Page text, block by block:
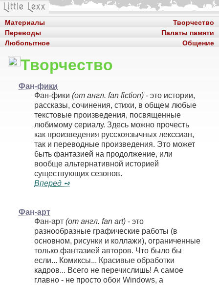
Материалы
Творчество
Переводы
Палаты памяти
Любопытное
Общение
Творчество
Фан-фики
Фан-фики (от англ. fan fiction) - это истории,
рассказы, сочинения, стихи, в общем любые
текстовые произведения, посвященные
любимому сериалу. Здесь можно прочесть
как произведения русскоязычных лекссиан,
так и переводные произведения. Это может
быть фантазией на продолжение, или
вообще альтернативной историей
существующих сезонов.
Вперед ➺
Фан-арт
Фан-арт (от англ. fan art) - это
разнообразные графические работы (в
основном, рисунки и коллажи), ограниченные
только фантазией авторов. Что было бы
если... Комиксы... Красивые обработки
кадров... Всего не перечислишь! А самое
главно - не просто обои Windows, а